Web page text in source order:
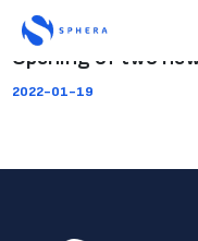
Opening of two
2022-01-19